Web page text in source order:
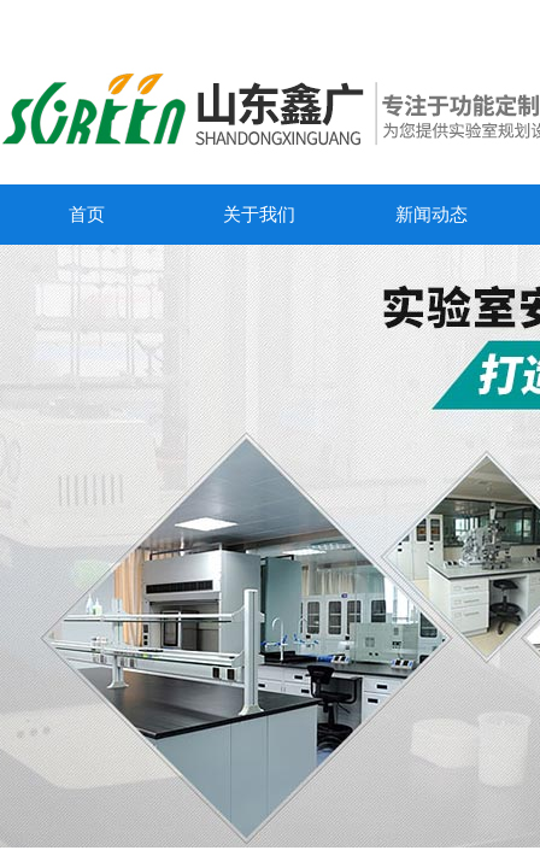
首页 关于我们 新闻动态